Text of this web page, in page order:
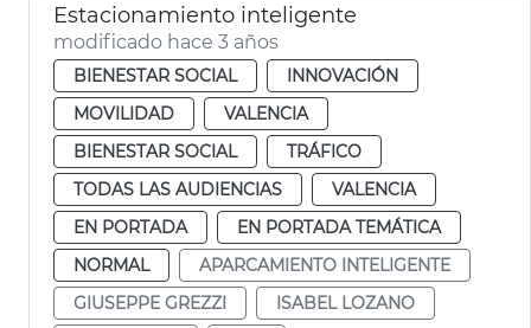
Estacionamiento inteligente
modificado hace 3 años
BIENESTAR SOCIAL
INNOVACIÓN
MOVILIDAD
VALENCIA
BIENESTAR SOCIAL
TRÁFICO
TODAS LAS AUDIENCIAS
VALENCIA
EN PORTADA
EN PORTADA TEMÁTICA
NORMAL
APARCAMIENTO INTELIGENTE
GIUSEPPE GREZZI
ISABEL LOZANO